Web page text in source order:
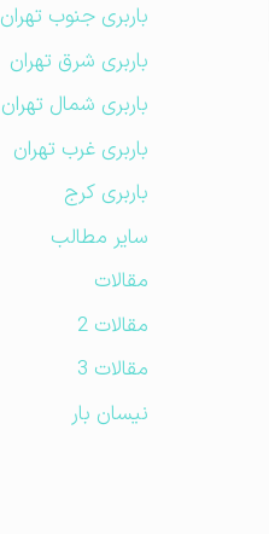
باربری جنوب تهران
باربری شرق تهران
باربری شمال تهران
باربری غرب تهران
باربری کرج
سایر مطالب
مقالات
مقالات 2
مقالات 3
نیسان بار